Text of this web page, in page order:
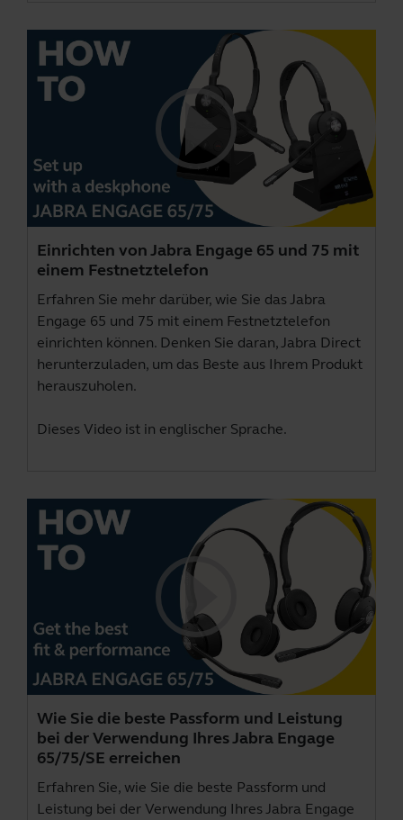
Einrichten von Jabra Engage 65 und 75 mit
einem Festnetztelefon
Erfahren Sie mehr darüber, wie Sie das Jabra
Engage 65 und 75 mit einem Festnetztelefon
einrichten können. Denken Sie daran, Jabra Direct
herunterzuladen, um das Beste aus Ihrem Produkt
herauszuholen.
Dieses Video ist in englischer Sprache.
Wie Sie die beste Passform und Leistung
bei der Verwendung Ihres Jabra Engage
65/75/SE erreichen
Erfahren Sie, wie Sie die beste Passform und
Leistung bei der Verwendung Ihres Jabra Engage